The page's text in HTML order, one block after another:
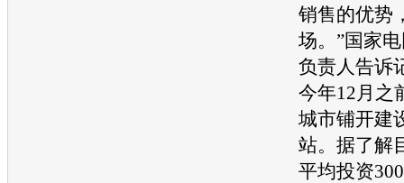
销售的优势
场。”国家
负责人告诉
今年12月之
城市铺开建
站。据了解
平均投资